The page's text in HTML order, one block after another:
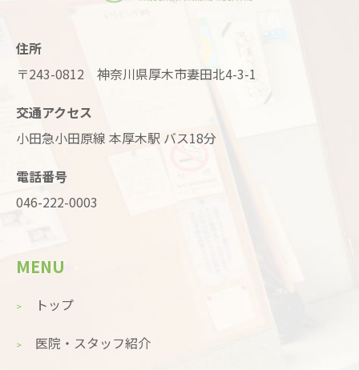
住所
〒243-0812 神奈川県厚木市妻田北4-3-1
交通アクセス
小田急小田原線 本厚木駅 バス18分
電話番号
046-222-0003
MENU
トップ
医院・スタッフ紹介